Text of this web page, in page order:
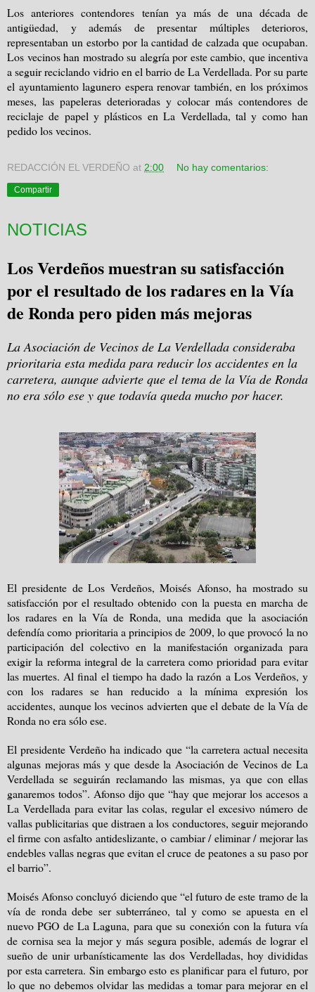
Los anteriores contendores tenían ya más de una década de
antigüedad, y además de presentar múltiples deterioros,
representaban un estorbo por la cantidad de calzada que ocupaban.
Los vecinos han mostrado su alegría por este cambio, que incentiva
a seguir reciclando vidrio en el barrio de La Verdellada. Por su parte
el ayuntamiento lagunero espera renovar también, en los próximos
meses, las papeleras deterioradas y colocar más contendores de
reciclaje de papel y plásticos en La Verdellada, tal y como han
pedido los vecinos.
REDACCIÓN EL VERDEÑO at 2:00 No hay comentarios:
Compartir
NOTICIAS
Los Verdeños muestran su satisfacción
por el resultado de los radares en la Vía
de Ronda pero piden más mejoras
La Asociación de Vecinos de La Verdellada consideraba
prioritaria esta medida para reducir los accidentes en la
carretera, aunque advierte que el tema de la Vía de Ronda
no era sólo ese y que todavía queda mucho por hacer.
El presidente de Los Verdeños, Moisés Afonso, ha mostrado su
satisfacción por el resultado obtenido con la puesta en marcha de
los radares en la Vía de Ronda, una medida que la asociación
defendía como prioritaria a principios de 2009, lo que provocó la no
participación del colectivo en la manifestación organizada para
exigir la reforma integral de la carretera como prioridad para evitar
las muertes. Al final el tiempo ha dado la razón a Los Verdeños, y
con los radares se han reducido a la mínima expresión los
accidentes, aunque los vecinos advierten que el debate de la Vía de
Ronda no era sólo ese.
El presidente Verdeño ha indicado que “la carretera actual necesita
algunas mejoras más y que desde la Asociación de Vecinos de La
Verdellada se seguirán reclamando las mismas, ya que con ellas
ganaremos todos”. Afonso dijo que “hay que mejorar los accesos a
La Verdellada para evitar las colas, regular el excesivo número de
vallas publicitarias que distraen a los conductores, seguir mejorando
el firme con asfalto antideslizante, o cambiar / eliminar / mejorar las
endebles vallas negras que evitan el cruce de peatones a su paso por
el barrio”.
Moisés Afonso concluyó diciendo que “el futuro de este tramo de la
vía de ronda debe ser subterráneo, tal y como se apuesta en el
nuevo PGO de La Laguna, para que su conexión con la futura vía
de cornisa sea la mejor y más segura posible, además de lograr el
sueño de unir urbanísticamente las dos Verdelladas, hoy divididas
por esta carretera. Sin embargo esto es planificar para el futuro, por
lo que no debemos olvidar las medidas a tomar para mejorar en el